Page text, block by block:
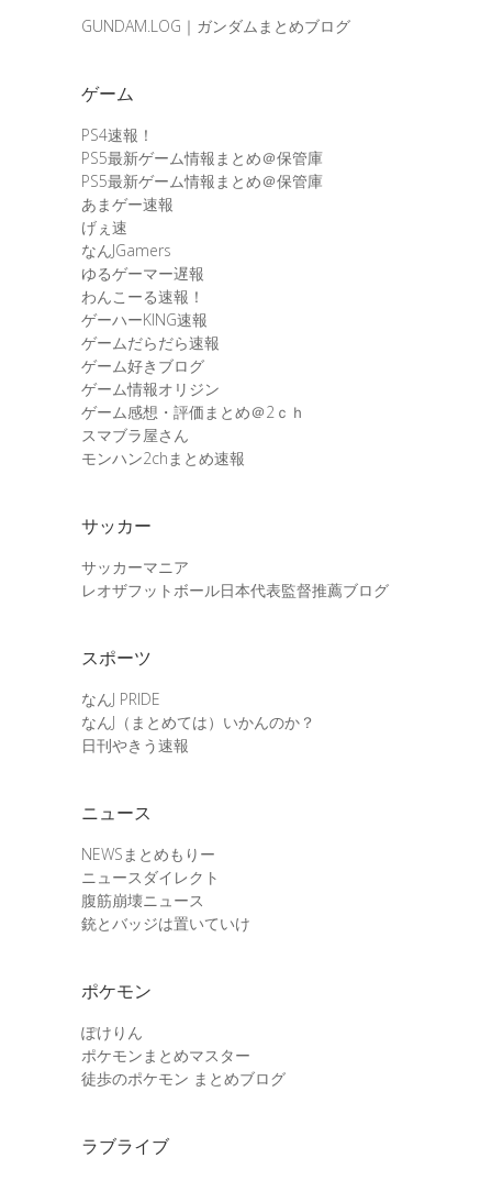
GUNDAM.LOG｜ガンダムまとめブログ
ゲーム
PS4速報！
PS5最新ゲーム情報まとめ＠保管庫
PS5最新ゲーム情報まとめ＠保管庫
あまゲー速報
げぇ速
なんJGamers
ゆるゲーマー遅報
わんこーる速報！
ゲーハーKING速報
ゲームだらだら速報
ゲーム好きブログ
ゲーム情報オリジン
ゲーム感想・評価まとめ＠2ｃｈ
スマブラ屋さん
モンハン2chまとめ速報
サッカー
サッカーマニア
レオザフットボール日本代表監督推薦ブログ
スポーツ
なんJ PRIDE
なんJ（まとめては）いかんのか？
日刊やきう速報
ニュース
NEWSまとめもりー
ニュースダイレクト
腹筋崩壊ニュース
銃とバッジは置いていけ
ポケモン
ぽけりん
ポケモンまとめマスター
徒歩のポケモン まとめブログ
ラブライブ